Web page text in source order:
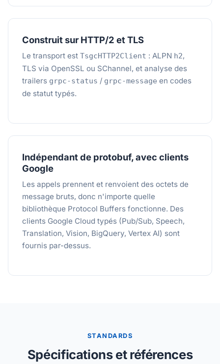
Construit sur HTTP/2 et TLS
Le transport est TsgcHTTP2Client : ALPN h2,
TLS via OpenSSL ou SChannel, et analyse des
trailers grpc-status / grpc-message en codes
de statut typés.
Indépendant de protobuf, avec clients
Google
Les appels prennent et renvoient des octets de
message bruts, donc n'importe quelle
bibliothèque Protocol Buffers fonctionne. Des
clients Google Cloud typés (Pub/Sub, Speech,
Translation, Vision, BigQuery, Vertex AI) sont
fournis par-dessus.
STANDARDS
Spécifications et références